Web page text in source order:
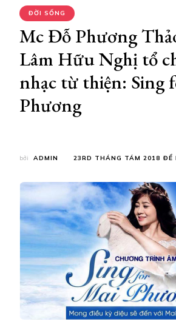
ĐỜI SỐNG
Mc Đỗ Phương
Lâm Hữu Nghị tổ
nhạc từ thiện: Sing
Phương
bởi ADMIN 23RD THÁNG TÁM 2018 ĐỂ